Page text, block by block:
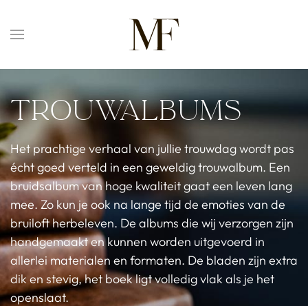
Overslaan en naar de inhoud gaan
Trouwalbums
Het prachtige verhaal van jullie trouwdag wordt pas
écht goed verteld in een geweldig trouwalbum. Een
bruidsalbum van hoge kwaliteit gaat een leven lang
mee. Zo kun je ook na lange tijd de emoties van de
bruiloft herbeleven. De albums die wij verzorgen zijn
handgemaakt en kunnen worden uitgevoerd in
allerlei materialen en formaten. De bladen zijn extra
dik en stevig, het boek ligt volledig vlak als je het
openslaat.